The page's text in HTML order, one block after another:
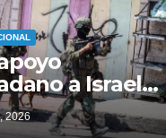
a Israel
por genocidio
2026